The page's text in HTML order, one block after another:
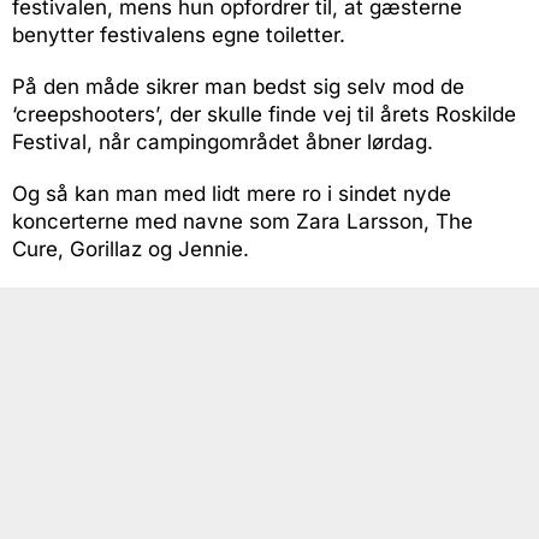
festivalen, mens hun opfordrer til, at gæsterne
benytter festivalens egne toiletter.
På den måde sikrer man bedst sig selv mod de
‘creepshooters’, der skulle finde vej til årets Roskilde
Festival, når campingområdet åbner lørdag.
Og så kan man med lidt mere ro i sindet nyde
koncerterne med navne som Zara Larsson, The
Cure, Gorillaz og Jennie.